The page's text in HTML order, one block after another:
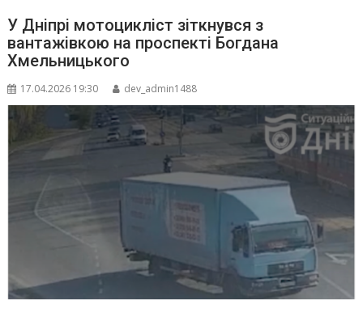
У Дніпрі мотоцикліст зіткнувся з
вантажівкою на проспекті Богдана
Хмельницького
17.04.2026 19:30 dev_admin1488